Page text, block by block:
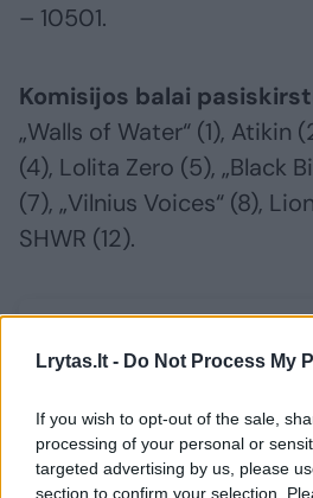
Lrytas.lt - Do Not Process My
If you wish to opt-out of the sale,
processing of your personal or
targeted advertising by us, please
section to confirm your selection.
– 10501.
Komisijos balai
„Walls of Water“ (1), Atikin
(4), Lolita Zero (5), „Black
(7), „Vilnius Voices“ (8),
SHWR (12).